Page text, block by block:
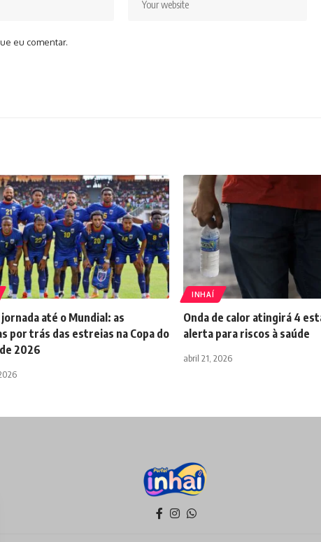
eu comentar.
até o Mundial: as
por trás das estreias na Copa do
2026
INHAÍ
Onda de calor atingirá 4
alerta para riscos à saúde
abril 21, 2026